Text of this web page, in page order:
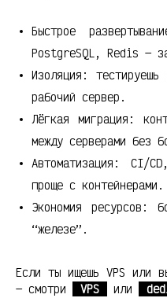
Быстрое
PostgreSQL, Redis —
Изоляция:
рабочий сервер.
Лёгкая миграция:
между серверами без
Автоматизация: CI/
проще с контейнерами.
Экономия ресурсов:
“железе”.
Если ты ищешь VPS или
— смотри
VPS или